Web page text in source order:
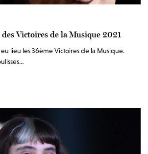
des Victoires de la Musique 2021
lieu les 36ème Victoires de la Musique.